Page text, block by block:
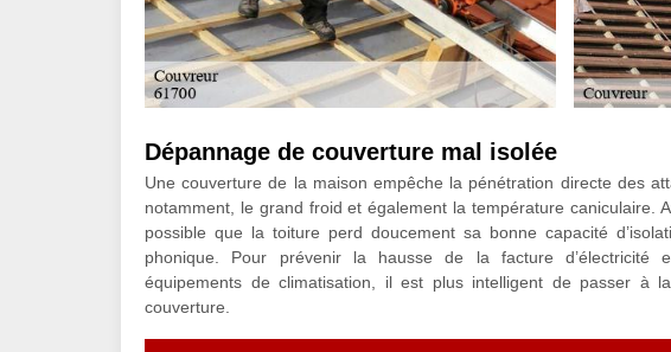
Dépannage de couverture mal isolée
Une couverture de la maison empêche la pénétration directe des
notamment, le grand froid et également la température caniculaire.
possible que la toiture perd doucement sa bonne capacité
phonique. Pour prévenir la hausse de la facture d’électricité
équipements de climatisation, il est plus intelligent de passer à
couverture.